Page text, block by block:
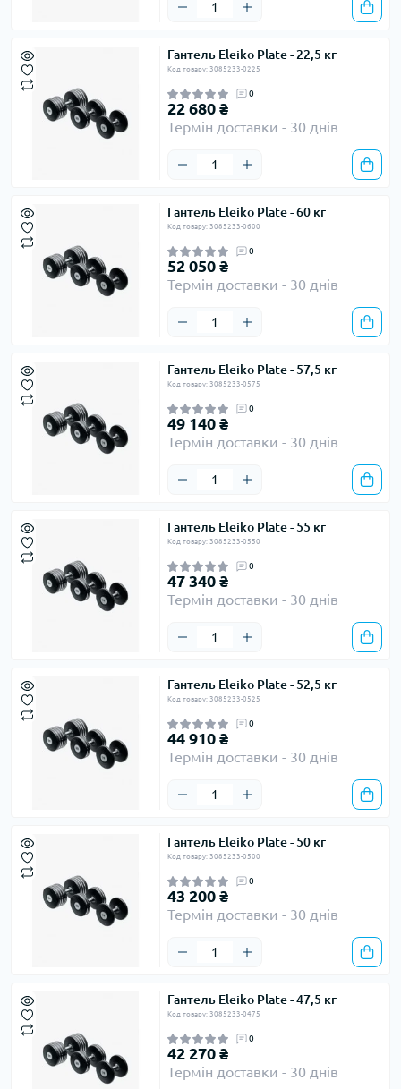
Гантель Eleiko Plate - 22,5 кг
Код товару: 3085233-0225
0
22 680 ₴
Термін доставки - 30 днів
Гантель Eleiko Plate - 60 кг
Код товару: 3085233-0600
0
52 050 ₴
Термін доставки - 30 днів
Гантель Eleiko Plate - 57,5 кг
Код товару: 3085233-0575
0
49 140 ₴
Термін доставки - 30 днів
Гантель Eleiko Plate - 55 кг
Код товару: 3085233-0550
0
47 340 ₴
Термін доставки - 30 днів
Гантель Eleiko Plate - 52,5 кг
Код товару: 3085233-0525
0
44 910 ₴
Термін доставки - 30 днів
Гантель Eleiko Plate - 50 кг
Код товару: 3085233-0500
0
43 200 ₴
Термін доставки - 30 днів
Гантель Eleiko Plate - 47,5 кг
Код товару: 3085233-0475
0
42 270 ₴
Термін доставки - 30 днів